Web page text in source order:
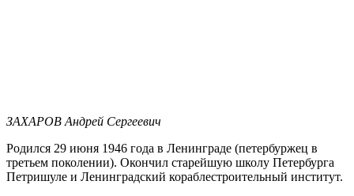
ЗАХАРОВ Андрей Сергеевич
Родился 29 июня 1946 года в Ленинграде (петербуржец в
третьем поколении). Окончил старейшую школу Петербурга
Петришуле и Ленинградский кораблестроительный институт.